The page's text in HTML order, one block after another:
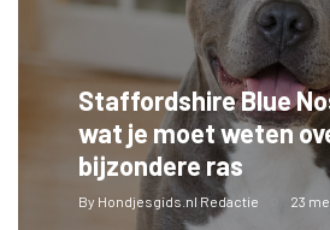
Staffordshire Blue
wat je moet weten
bijzondere ras
By Hondjesgids.nl Redactie 23